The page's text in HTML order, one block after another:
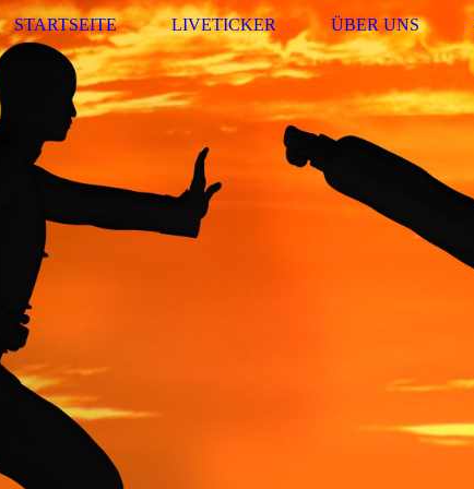
STARTSEITE LIVETICKER ÜBER UNS